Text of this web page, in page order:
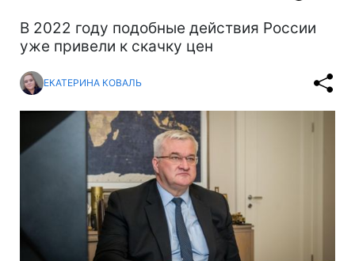
В 2022 году подобные действия России
уже привели к скачку цен
ЕКАТЕРИНА КОВАЛЬ